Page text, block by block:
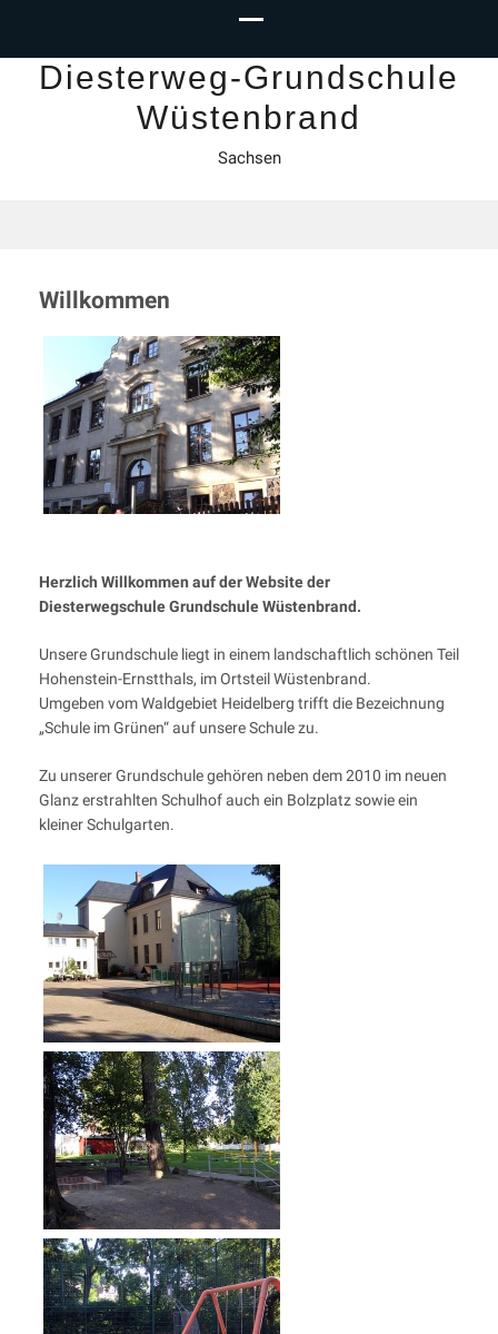
Diesterweg-Grundschule
Wüstenbrand
Sachsen
Willkommen
Herzlich Willkommen auf der Website der
Diesterwegschule Grundschule Wüstenbrand.
Unsere Grundschule liegt in einem landschaftlich schönen Teil
Hohenstein-Ernstthals, im Ortsteil Wüstenbrand.
Umgeben vom Waldgebiet Heidelberg trifft die Bezeichnung
„Schule im Grünen“ auf unsere Schule zu.
Zu unserer Grundschule gehören neben dem 2010 im neuen
Glanz erstrahlten Schulhof auch ein Bolzplatz sowie ein
kleiner Schulgarten.